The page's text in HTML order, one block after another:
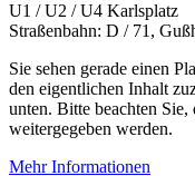
U1 / U2 / U4 Karlsplatz
Straßenbahn: D / 71,
Sie sehen gerade einen
den eigentlichen Inhalt
unten. Bitte beachten
weitergegeben werden.
Mehr Informationen